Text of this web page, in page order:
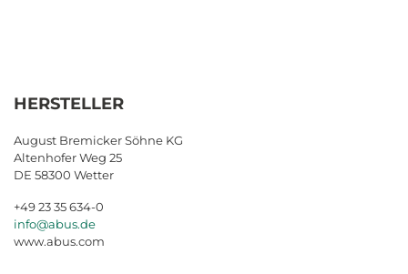
HERSTELLER
August Bremicker Söhne KG
Altenhofer Weg 25
DE 58300 Wetter
+49 23 35 634-0
info@abus.de
www.abus.com